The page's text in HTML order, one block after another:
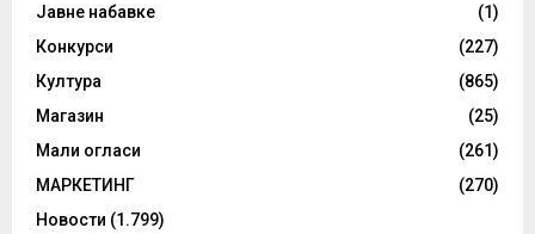
Јавне набавке
(1)
Конкурси
(227)
Култура
(865)
Магазин
(25)
Мали огласи
(261)
МАРКЕТИНГ
(270)
Новости (1.799)